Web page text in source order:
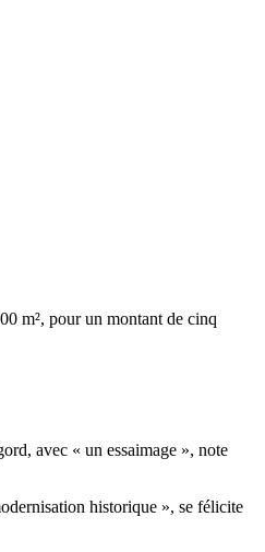
m², pour un montant de cinq
avec « un essaimage », note
historique », se félicite